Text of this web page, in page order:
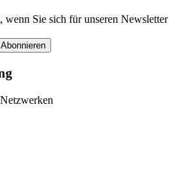
Sie sich für unseren Newsletter
Abonnieren